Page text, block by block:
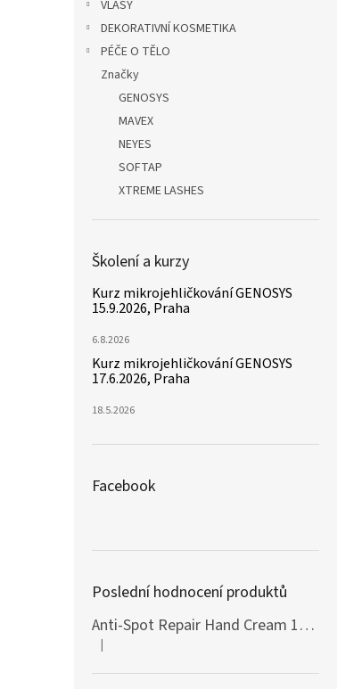
VLASY
DEKORATIVNÍ KOSMETIKA
PÉČE O TĚLO
Značky
GENOSYS
MAVEX
NEYES
SOFTAP
XTREME LASHES
Školení a kurzy
Kurz mikrojehličkování GENOSYS
15.9.2026, Praha
6.8.2026
Kurz mikrojehličkování GENOSYS
17.6.2026, Praha
18.5.2026
Facebook
Poslední hodnocení produktů
Anti-Spot Repair Hand Cream 100ml Botanic SPA
Hodnocení produktu je 5 z 5 hvězdiček.
|